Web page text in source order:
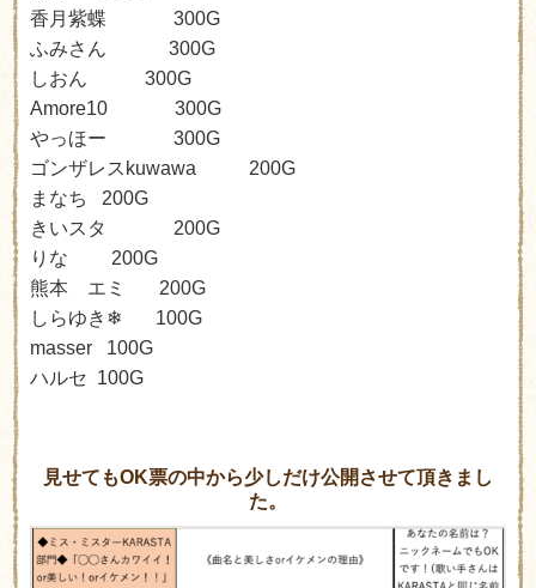
香月紫蝶 300G
ふみさん
300G
しおん 300G
Amore10 300G
やっほー 300G
ゴンザレスkuwawa 200G
まなち 200G
きいスタ
200G
りな 200G
熊本 エミ 200G
しらゆき ❄ 100G
masser 100G
ハルセ 100G
見せてもOK票の中から少しだけ公開させて頂きまし
た。